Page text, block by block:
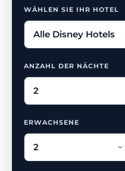
WÄHLEN SIE IHR HOTEL
ANZAHL DER NÄCHTE
ERWACHSENE